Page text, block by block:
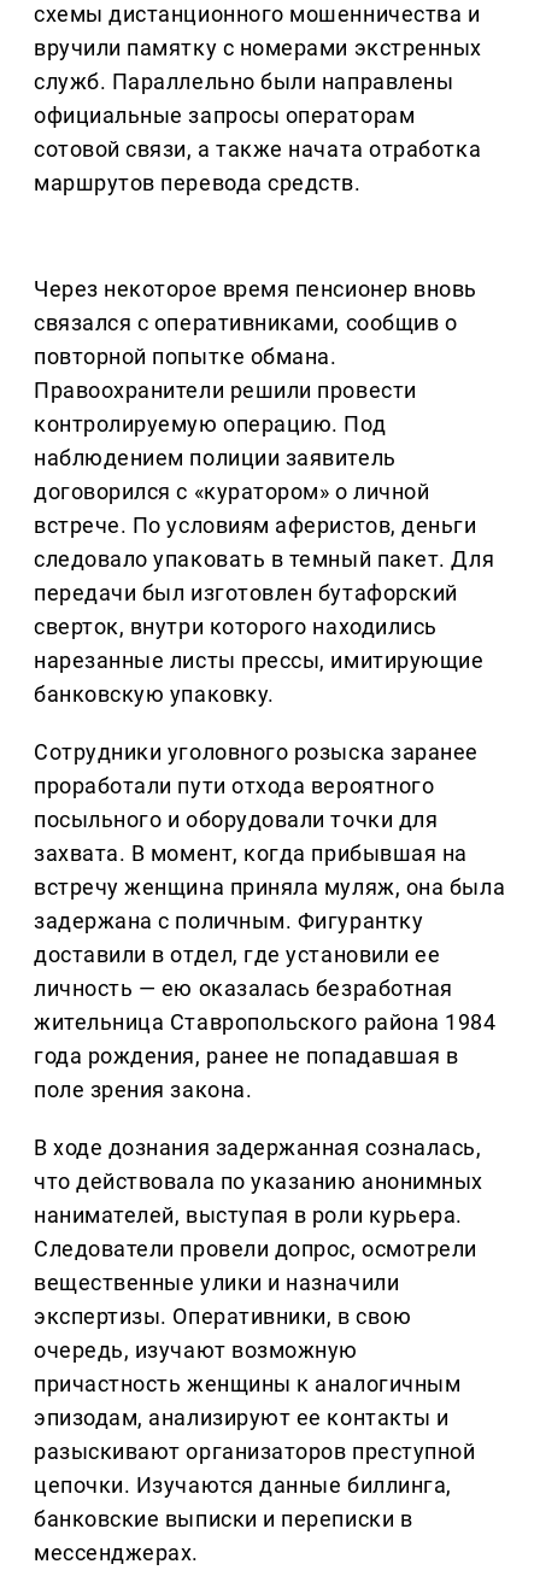
схемы дистанционного мошенничества и
вручили памятку с номерами экстренных
служб. Параллельно были направлены
официальные запросы операторам
сотовой связи, а также начата отработка
маршрутов перевода средств.
Через некоторое время пенсионер вновь
связался с оперативниками, сообщив о
повторной попытке обмана.
Правоохранители решили провести
контролируемую операцию. Под
наблюдением полиции заявитель
договорился с «куратором» о личной
встрече. По условиям аферистов, деньги
следовало упаковать в темный пакет. Для
передачи был изготовлен бутафорский
сверток, внутри которого находились
нарезанные листы прессы, имитирующие
банковскую упаковку.
Сотрудники уголовного розыска заранее
проработали пути отхода вероятного
посыльного и оборудовали точки для
захвата. В момент, когда прибывшая на
встречу женщина приняла муляж, она была
задержана с поличным. Фигурантку
доставили в отдел, где установили ее
личность — ею оказалась безработная
жительница Ставропольского района 1984
года рождения, ранее не попадавшая в
поле зрения закона.
В ходе дознания задержанная созналась,
что действовала по указанию анонимных
нанимателей, выступая в роли курьера.
Следователи провели допрос, осмотрели
вещественные улики и назначили
экспертизы. Оперативники, в свою
очередь, изучают возможную
причастность женщины к аналогичным
эпизодам, анализируют ее контакты и
разыскивают организаторов преступной
цепочки. Изучаются данные биллинга,
банковские выписки и переписки в
мессенджерах.